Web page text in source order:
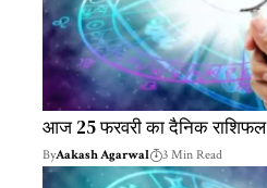
आज 25 फरवरी का दैनिक राशिफल
ByAakash Agarwal 3 Min Read